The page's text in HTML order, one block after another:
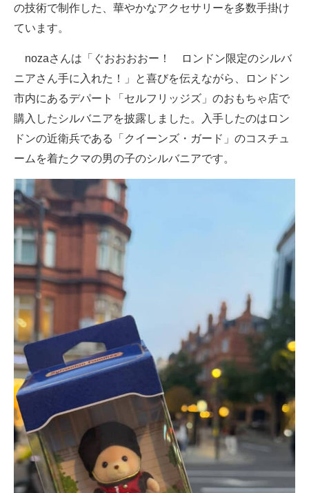
の技術で制作した、華やかなアクセサリーを多数手掛け
ています。
nozaさんは「ぐおおおおー！ ロンドン限定のシルバ
ニアさん手に入れた！」と喜びを伝えながら、ロンドン
市内にあるデパート「セルフリッジズ」のおもちゃ店で
購入したシルバニアを披露しました。入手したのはロン
ドンの近衛兵である「クイーンズ・ガード」のコスチュ
ームを着たクマの男の子のシルバニアです。